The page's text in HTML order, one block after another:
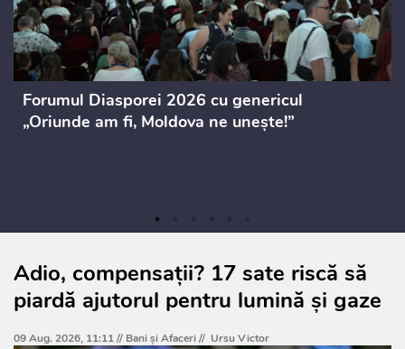
Forumul Diasporei 2026 cu genericul
„Oriunde am fi, Moldova ne unește!”
Adio, compensații? 17 sate riscă să
piardă ajutorul pentru lumină și gaze
09 Aug. 2026, 11:11 // Bani și Afaceri// Ursu Victor